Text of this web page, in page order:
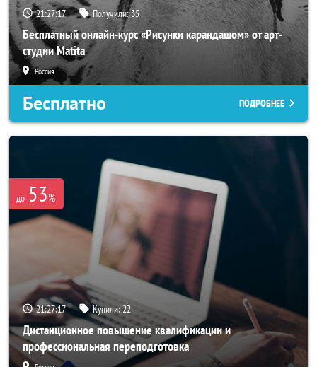
21:27:14 Получили:35
Бесплатный онлайн-курс «Рисунки карандашом» от арт-
студии Matita
Россия
Бесплатно ПОДРОБНЕЕ
до 53%
21:27:14 Купили:22
Дистанционное повышение квалификации и
профессиональная переподготовка